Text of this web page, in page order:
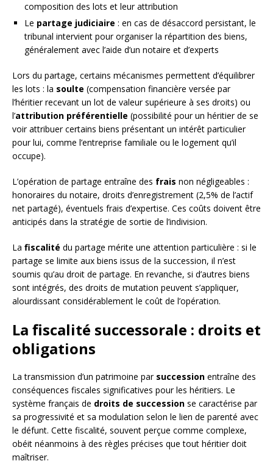
composition des lots et leur attribution
Le partage judiciaire : en cas de désaccord persistant, le
tribunal intervient pour organiser la répartition des biens,
généralement avec l’aide d’un notaire et d’experts
Lors du partage, certains mécanismes permettent d’équilibrer
les lots : la soulte (compensation financière versée par
l’héritier recevant un lot de valeur supérieure à ses droits) ou
l’attribution préférentielle (possibilité pour un héritier de se
voir attribuer certains biens présentant un intérêt particulier
pour lui, comme l’entreprise familiale ou le logement qu’il
occupe).
L’opération de partage entraîne des frais non négligeables :
honoraires du notaire, droits d’enregistrement (2,5% de l’actif
net partagé), éventuels frais d’expertise. Ces coûts doivent être
anticipés dans la stratégie de sortie de l’indivision.
La fiscalité du partage mérite une attention particulière : si le
partage se limite aux biens issus de la succession, il n’est
soumis qu’au droit de partage. En revanche, si d’autres biens
sont intégrés, des droits de mutation peuvent s’appliquer,
alourdissant considérablement le coût de l’opération.
La fiscalité successorale : droits et
obligations
La transmission d’un patrimoine par succession entraîne des
conséquences fiscales significatives pour les héritiers. Le
système français de droits de succession se caractérise par
sa progressivité et sa modulation selon le lien de parenté avec
le défunt. Cette fiscalité, souvent perçue comme complexe,
obéit néanmoins à des règles précises que tout héritier doit
maîtriser.